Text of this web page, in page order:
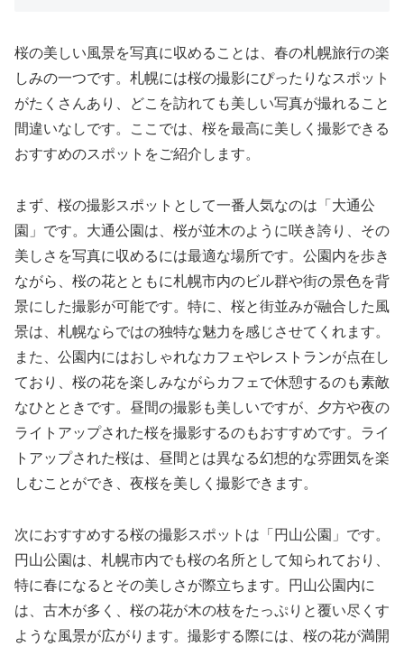
桜の美しい風景を写真に収めることは、春の札幌旅行の楽
しみの一つです。札幌には桜の撮影にぴったりなスポット
がたくさんあり、どこを訪れても美しい写真が撮れること
間違いなしです。ここでは、桜を最高に美しく撮影できる
おすすめのスポットをご紹介します。
まず、桜の撮影スポットとして一番人気なのは「大通公
園」です。大通公園は、桜が並木のように咲き誇り、その
美しさを写真に収めるには最適な場所です。公園内を歩き
ながら、桜の花とともに札幌市内のビル群や街の景色を背
景にした撮影が可能です。特に、桜と街並みが融合した風
景は、札幌ならではの独特な魅力を感じさせてくれます。
また、公園内にはおしゃれなカフェやレストランが点在し
ており、桜の花を楽しみながらカフェで休憩するのも素敵
なひとときです。昼間の撮影も美しいですが、夕方や夜の
ライトアップされた桜を撮影するのもおすすめです。ライ
トアップされた桜は、昼間とは異なる幻想的な雰囲気を楽
しむことができ、夜桜を美しく撮影できます。
次におすすめする桜の撮影スポットは「円山公園」です。
円山公園は、札幌市内でも桜の名所として知られており、
特に春になるとその美しさが際立ちます。円山公園内に
は、古木が多く、桜の花が木の枝をたっぷりと覆い尽くす
ような風景が広がります。撮影する際には、桜の花が満開